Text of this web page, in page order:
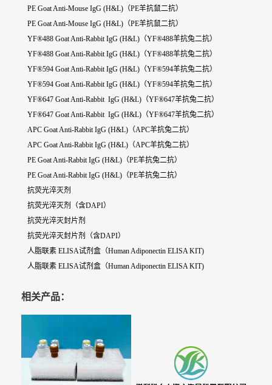
PE Goat Anti-Mouse IgG (H&L)（PE羊抗鼠二抗）
PE Goat Anti-Mouse IgG (H&L)（PE羊抗鼠二抗）
YF®488 Goat Anti-Rabbit IgG (H&L)（YF®488羊抗兔二抗）
YF®488 Goat Anti-Rabbit IgG (H&L)（YF®488羊抗兔二抗）
YF®594 Goat Anti-Rabbit IgG (H&L)（YF®594羊抗兔二抗）
YF®594 Goat Anti-Rabbit IgG (H&L)（YF®594羊抗兔二抗）
YF®647 Goat Anti-Rabbit IgG (H&L)（YF®647羊抗兔二抗）
YF®647 Goat Anti-Rabbit IgG (H&L)（YF®647羊抗兔二抗）
APC Goat Anti-Rabbit IgG (H&L)（APC羊抗兔二抗）
APC Goat Anti-Rabbit IgG (H&L)（APC羊抗兔二抗）
PE Goat Anti-Rabbit IgG (H&L)（PE羊抗兔二抗）
PE Goat Anti-Rabbit IgG (H&L)（PE羊抗兔二抗）
抗荧光淬灭剂
抗荧光淬灭剂（含DAPI）
抗荧光淬灭封片剂
抗荧光淬灭封片剂（含DAPI）
人脂联素 ELISA试剂盒（Human Adiponectin ELISA KIT)
人脂联素 ELISA试剂盒（Human Adiponectin ELISA KIT)
相关产品：